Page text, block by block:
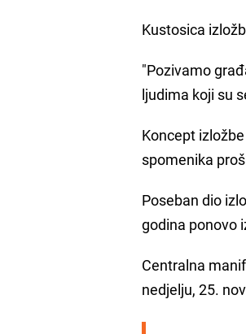
Kustosica
"Pozivamo
ljudima koji su
Koncept
spomenika
Poseban dio
godina ponovo
Centralna
nedjelju, 25.